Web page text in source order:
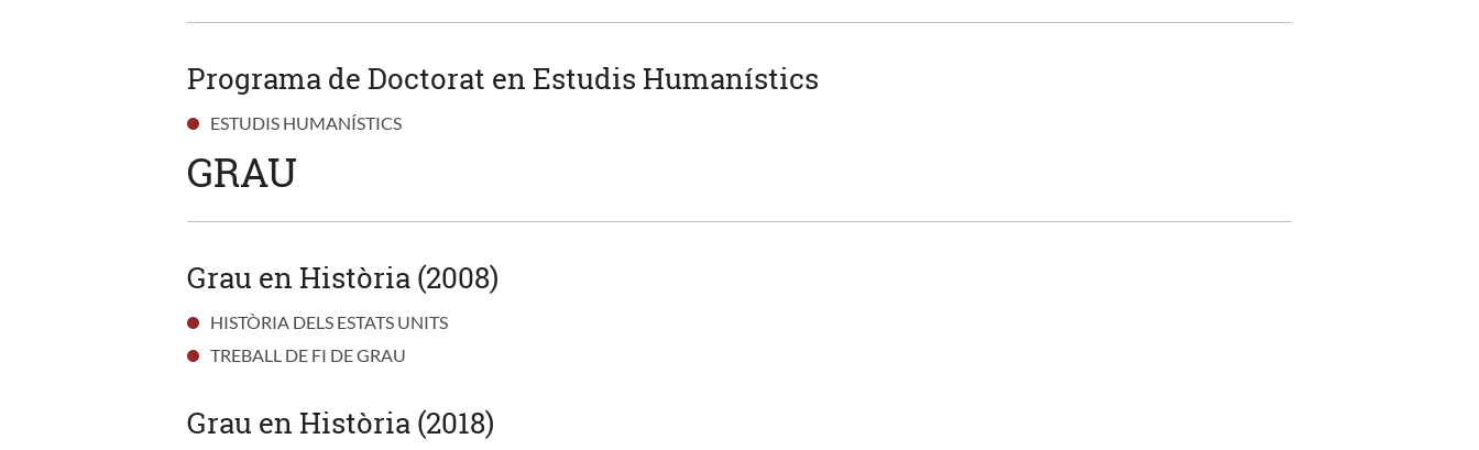
Programa de Doctorat en Estudis Humanístics
ESTUDIS HUMANÍSTICS
GRAU
Grau en Història (2008)
HISTÒRIA DELS ESTATS UNITS
TREBALL DE FI DE GRAU
Grau en Història (2018)